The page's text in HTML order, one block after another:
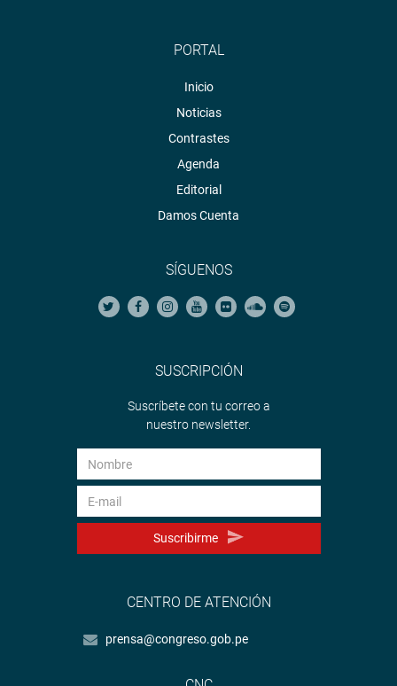
PORTAL
Inicio
Noticias
Contrastes
Agenda
Editorial
Damos Cuenta
SÍGUENOS
SUSCRIPCIÓN
Suscríbete con tu correo a
nuestro newsletter.
Suscribirme
CENTRO DE ATENCIÓN
prensa@congreso.gob.pe